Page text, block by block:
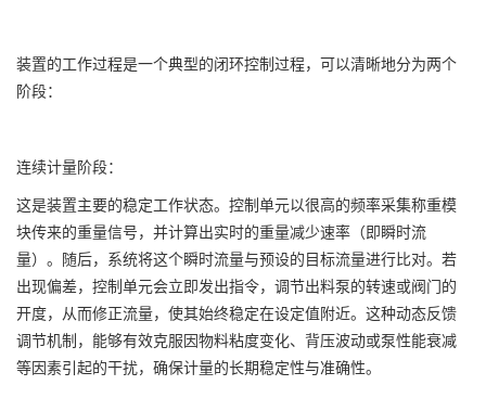
装置的工作过程是一个典型的闭环控制过程，可以清晰地分为两个
阶段：
连续计量阶段：
这是装置主要的稳定工作状态。控制单元以很高的频率采集称重模
块传来的重量信号，并计算出实时的重量减少速率（即瞬时流
量）。随后，系统将这个瞬时流量与预设的目标流量进行比对。若
出现偏差，控制单元会立即发出指令，调节出料泵的转速或阀门的
开度，从而修正流量，使其始终稳定在设定值附近。这种动态反馈
调节机制，能够有效克服因物料粘度变化、背压波动或泵性能衰减
等因素引起的干扰，确保计量的长期稳定性与准确性。